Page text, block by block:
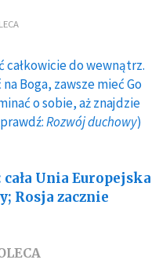
całkowicie do wewnątrz.
Boga, zawsze mieć Go
o sobie, aż znajdzie
Rozwój duchowy)
Unia Europejska
Rosja zacznie